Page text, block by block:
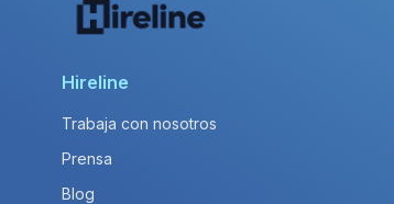
Hireline
Trabaja con nosotros
Prensa
Blog